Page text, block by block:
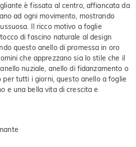
è fissata al centro, affiancata da
ad ogni movimento, mostrando
Il ricco motivo a foglie
di fascino naturale al design
questo anello di promessa in oro
che apprezzano sia lo stile che il
nuziale, anello di fidanzamento o
per tutti i giorni, questo anello a foglie
e una bella vita di crescita e